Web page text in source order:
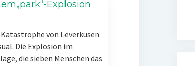
Explosion
von Leverkusen
Die Explosion im
die sieben Menschen das